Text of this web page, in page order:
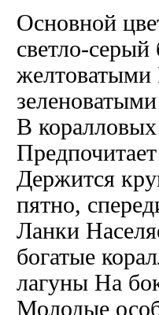
Основной
светло-серый
желтоватыми
В
Держится
пятно,
Ланки
богатые
лагуны На
Молодые